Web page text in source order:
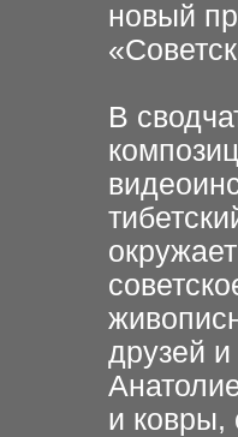
новый
В
друзей
и ковры,